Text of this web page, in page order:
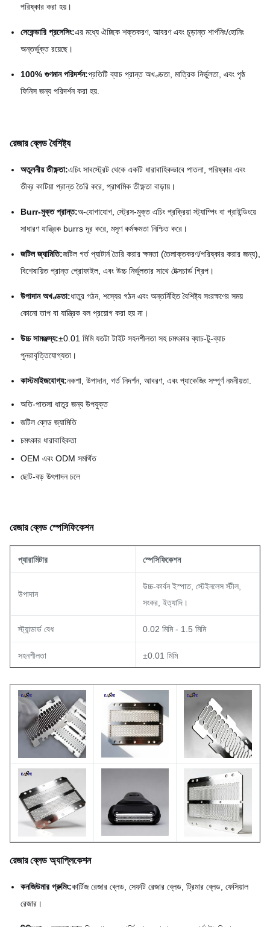
পরিষ্কার করা হয়।
সেকেন্ডারি প্রসেসিং:এর মধ্যে ঐচ্ছিক শক্তকরণ, আবরণ এবং চূড়ান্ত শার্পনিং/হোনিং
অন্তর্ভুক্ত রয়েছে।
100% গুণমান পরিদর্শন:প্রতিটি ব্যাচ প্রান্ত অখণ্ডতা, মাত্রিক নির্ভুলতা, এবং পৃষ্ঠ
ফিনিস জন্য পরিদর্শন করা হয়.
রেজার ব্লেড বৈশিষ্ট্য
অতুলনীয় তীক্ষ্ণতা:এচিং সাবস্ট্রেট থেকে একটি ধারাবাহিকভাবে পাতলা, পরিষ্কার এবং
তীব্র কাটিয়া প্রান্ত তৈরি করে, প্রাথমিক তীক্ষ্ণতা বাড়ায়।
Burr-মুক্ত প্রান্ত:অ-যোগাযোগ, স্ট্রেস-মুক্ত এচিং প্রক্রিয়া স্ট্যাম্পিং বা গ্রাইন্ডিংয়ে
সাধারণ যান্ত্রিক burrs দূর করে, মসৃণ কর্মক্ষমতা নিশ্চিত করে।
জটিল জ্যামিতি:জটিল গর্ত প্যাটার্ন তৈরি করার ক্ষমতা (তৈলাক্তকরণ/পরিষ্কার করার জন্য),
বিশেষায়িত প্রান্ত প্রোফাইল, এবং উচ্চ নির্ভুলতার সাথে টেক্সচার্ড গ্রিপ।
উপাদান অখণ্ডতা:ধাতুর গঠন, শস্যের গঠন এবং অন্তর্নিহিত বৈশিষ্ট্য সংরক্ষণের সময়
কোনো তাপ বা যান্ত্রিক বল প্রয়োগ করা হয় না।
উচ্চ সামঞ্জস্য:±0.01 মিমি যতটা টাইট সহনশীলতা সহ চমৎকার ব্যাচ-টু-ব্যাচ
পুনরাবৃত্তিযোগ্যতা।
কাস্টমাইজযোগ্য:নকশা, উপাদান, গর্ত নিদর্শন, আবরণ, এবং প্যাকেজিং সম্পূর্ণ নমনীয়তা.
অতি-পাতলা ধাতুর জন্য উপযুক্ত
জটিল ব্লেড জ্যামিতি
চমৎকার ধারাবাহিকতা
OEM এবং ODM সমর্থিত
ছোট-বড় উৎপাদন চলে
রেজার ব্লেড স্পেসিফিকেশন
প্যারামিটার স্পেসিফিকেশন
উপাদান
উচ্চ-কার্বন ইস্পাত, স্টেইনলেস স্টীল,
সংকর, ইত্যাদি।
স্ট্যান্ডার্ড বেধ 0.02 মিমি - 1.5 মিমি
সহনশীলতা ±0.01 মিমি
প্রান্ত তীক্ষ্ণতা (রা)
< 0.2 µm অর্জনযোগ্য (পরবর্তী
প্রক্রিয়াকরণ নির্ভর)
সারফেস ফিনিশ উজ্জ্বল, ম্যাট, বা প্রয়োজন অনুযায়ী
MOQ
রেজার ব্লেড অ্যাপ্লিকেশন
কনজিউমার গ্রুমিং:কার্টিজ রেজার ব্লেড, সেফটি রেজার ব্লেড, ট্রিমার ব্লেড, ফেসিয়াল
রেজার।